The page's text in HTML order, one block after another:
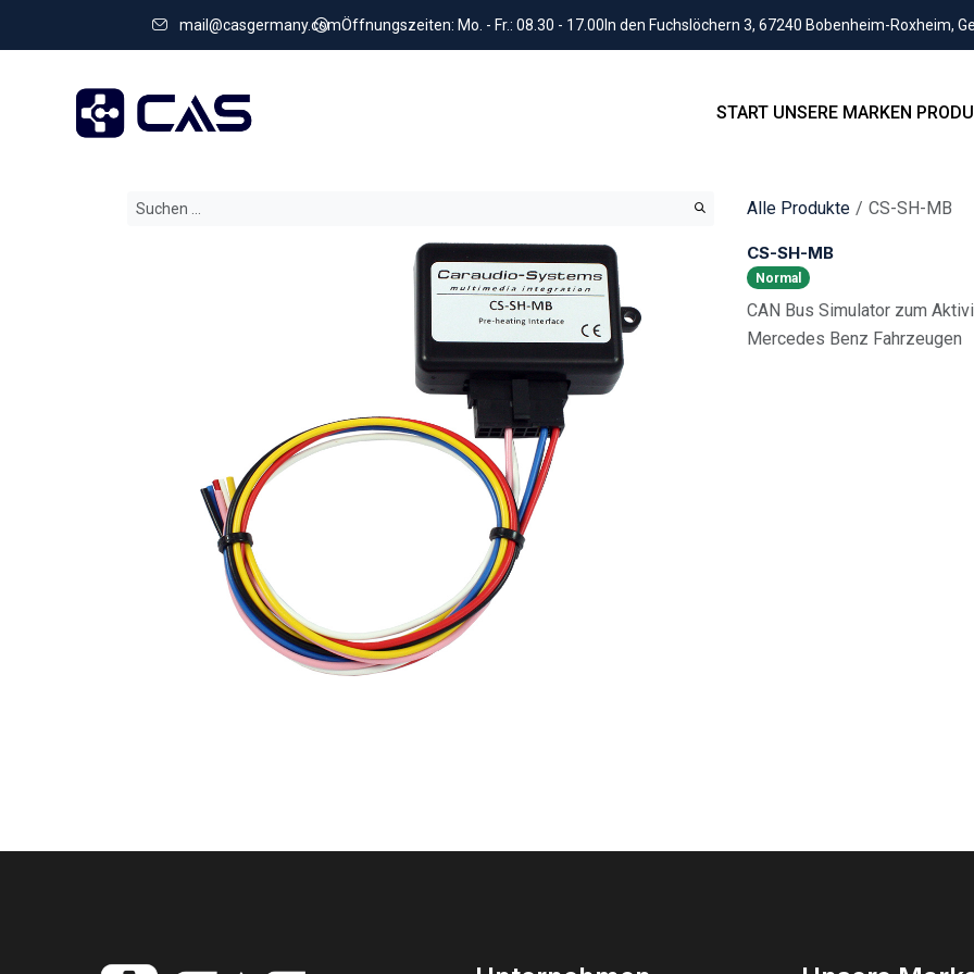
mail@casgermany.comÖffnungszeiten: Mo. - Fr.: 08.30 - 17.00 In den Fuchslöchern 3, 67240 Bobenheim-Roxheim,
START UNSERE MARKEN
Alle Produkte CS-SH-MB
CS-SH-MB
Normal
CAN Bus Simulator zum
Mercedes Benz Fahrzeugen